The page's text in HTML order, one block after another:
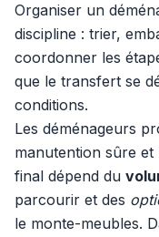
Organiser un
discipline : trier,
coordonner les
que le transfert se
conditions.
Les déménageurs
manutention sûre
final dépend du
parcourir et des
le monte-meubles.